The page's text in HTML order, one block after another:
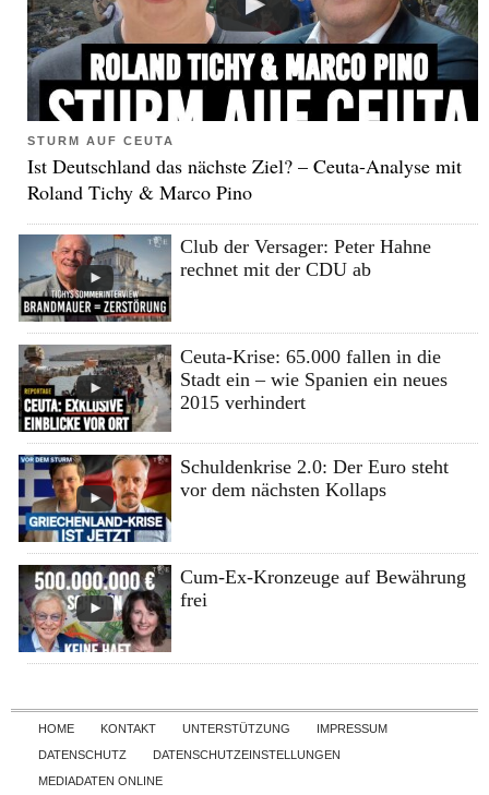
STURM AUF CEUTA
Ist Deutschland das nächste Ziel? – Ceuta-Analyse mit
Roland Tichy & Marco Pino
Club der Versager: Peter Hahne
rechnet mit der CDU ab
Ceuta-Krise: 65.000 fallen in die
Stadt ein – wie Spanien ein neues
2015 verhindert
Schuldenkrise 2.0: Der Euro steht
vor dem nächsten Kollaps
Cum-Ex-Kronzeuge auf Bewährung
frei
Skip to content
HOME KONTAKT UNTERSTÜTZUNG
IMPRESSUM
DATENSCHUTZ
DATENSCHUTZEINSTELLUNGEN
MEDIADATEN ONLINE